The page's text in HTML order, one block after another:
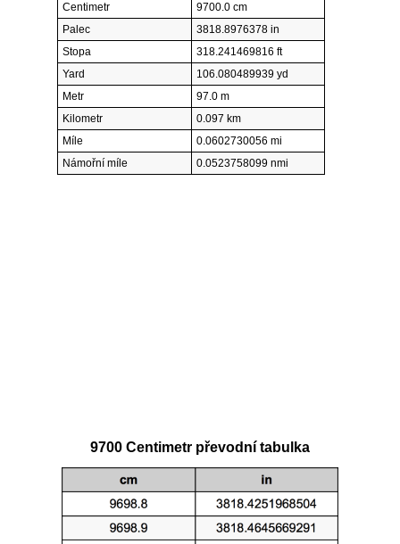
Centimetr
9700.0 cm
Palec
3818.8976378 in
Stopa
318.241469816 ft
Yard
106.080489939 yd
Metr
97.0 m
Kilometr
0.097 km
Míle
0.0602730056 mi
Námořní míle
0.0523758099 nmi
9700 Centimetr převodní tabulka